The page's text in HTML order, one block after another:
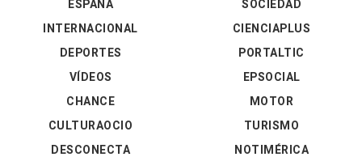
ESPAÑA
INTERNACIONAL
DEPORTES
VÍDEOS
SOCIEDAD
CIENCIAPLUS
PORTALTIC
EPSOCIAL
CHANCE
CULTURAOCIO
DESCONECTA
MOTOR
TURISMO
NOTIMÉRICA